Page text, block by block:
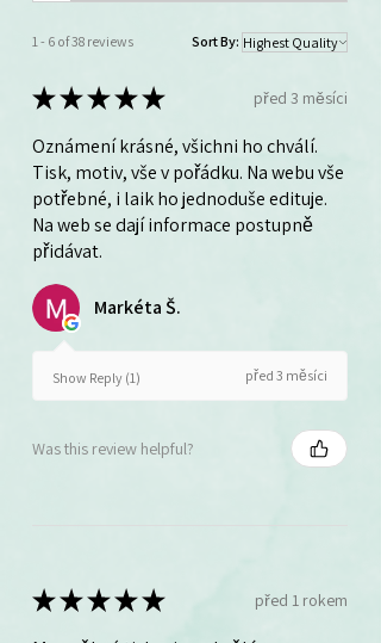
1 - 6 of 38 reviews Sort By:
★★★★★ před 3 měsíci
Oznámení krásné, všichni ho chválí.
Tisk, motiv, vše v pořádku. Na webu vše
potřebné, i laik ho jednoduše edituje.
Na web se dají informace postupně
přidávat.
Markéta Š.
Show Reply (1) před 3 měsíci
Was this review helpful?
★★★★★ před 1 rokem